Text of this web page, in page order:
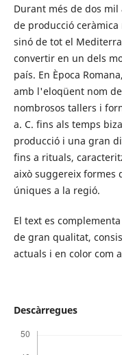
Durant més de dos
de producció
sinó de tot el
convertir en un dels
país. En Època
amb l'eloqüent nom
nombrosos tallers i
a. C. fins als temps
producció i una gran
fins a rituals,
això suggereix formes
úniques a la regió.
El text es
de gran qualitat,
actuals i en color com
Descàrregues